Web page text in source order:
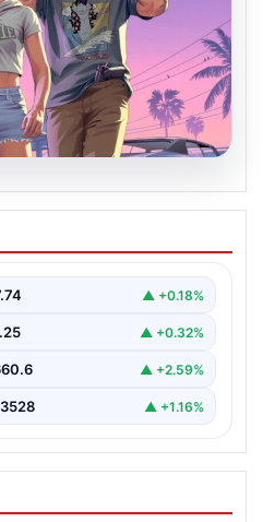
videosu 27
yayınlanacak
"content":▲ +0.18%
▲ +0.32%
▲ +2.59%
▲ +1.16%